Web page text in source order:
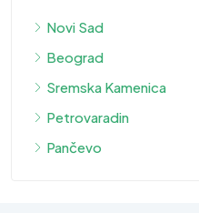
Novi Sad
Beograd
Sremska Kamenica
Petrovaradin
Pančevo